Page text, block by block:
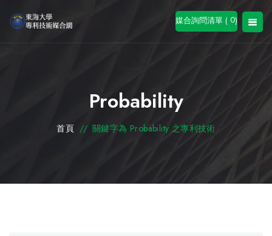
媒合詢問清單 ( 0)
Probability
首頁 // 關鍵字為 Probability 之專利技術